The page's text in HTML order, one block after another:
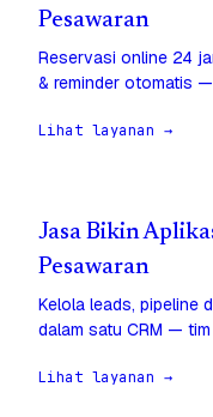
Pesawaran
Reservasi online 24
& reminder otomatis
Lihat layanan →
Jasa Bikin
Pesawaran
Kelola leads, pipeline
dalam satu CRM —
Lihat layanan →